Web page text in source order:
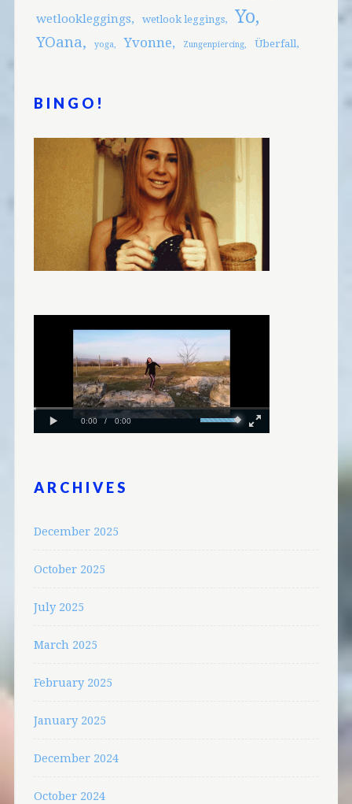
wetlookleggings
wetlook leggings Yo
YOana yoga Yvonne Zungenpiercing Überfall
BINGO!
ARCHIVES
December 2025
October 2025
July 2025
March 2025
February 2025
January 2025
December 2024
October 2024